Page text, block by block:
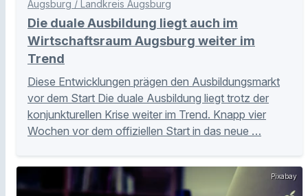
Augsburg / Landkreis Augsburg
Die duale Ausbildung liegt auch im
Wirtschaftsraum Augsburg weiter im
Trend
Diese Entwicklungen prägen den Ausbildungsmarkt
vor dem Start Die duale Ausbildung liegt trotz der
konjunkturellen Krise weiter im Trend. Knapp vier
Wochen vor dem offiziellen Start in das neue …
Pixabay